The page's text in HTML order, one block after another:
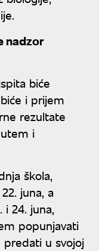
nadzor
biće
i prijem
rezultate
i
škola,
juna, a
i 24. juna,
popunjavati
predati u svojoj